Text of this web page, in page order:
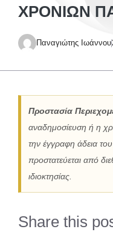
ΧΡΌΝΙΩΝ
Παναγιώτης Ιωάννου
Προστασία
αναδημοσίευση ή η
την έγγραφη άδεια του
προστατεύεται από
ιδιοκτησίας.
Share this